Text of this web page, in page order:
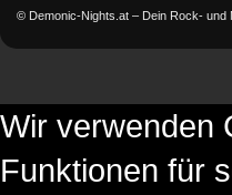
© Demonic-Nights.at – Dein Rock- und
Wir verwenden
Funktionen für